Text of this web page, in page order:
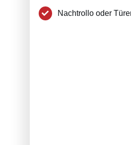
Nachtrollo oder